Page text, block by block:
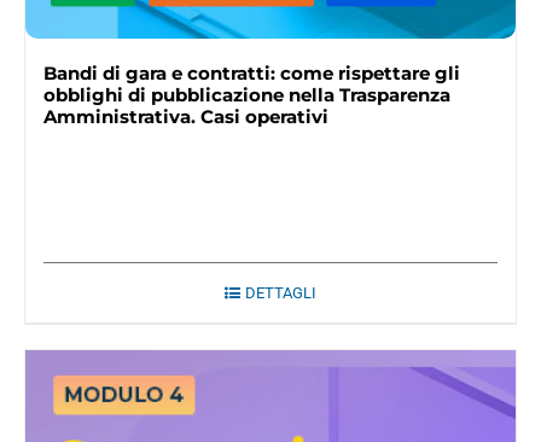
Bandi di gara e contratti: come rispettare gli
obblighi di pubblicazione nella Trasparenza
Amministrativa. Casi operativi
DETTAGLI